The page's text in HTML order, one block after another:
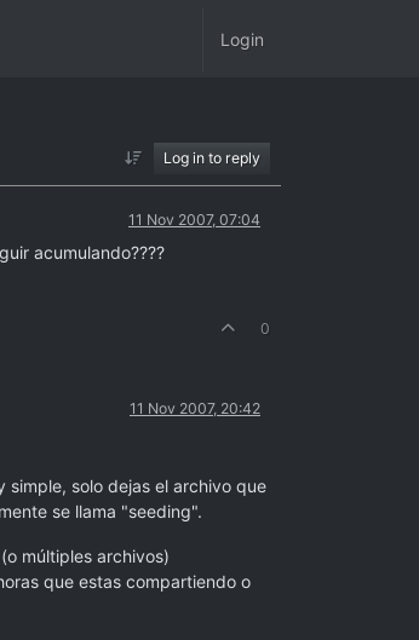
Login
Log in to reply
11 Nov 2007, 07:04
acumulando????
0
11 Nov 2007, 20:42
simple, solo dejas el archivo que
se llama "seeding".
múltiples archivos)
que estas compartiendo o